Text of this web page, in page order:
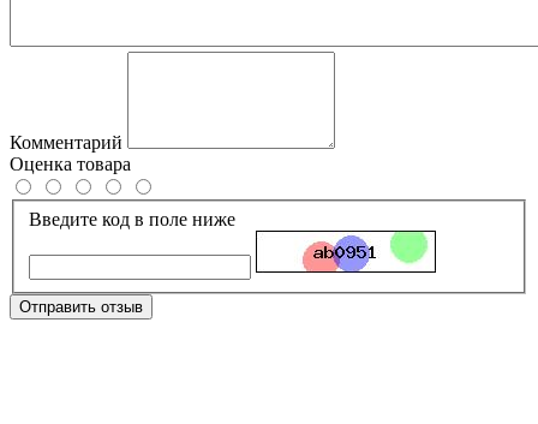
Комментарий
Оценка товара
Введите код в поле ниже
Отправить отзыв